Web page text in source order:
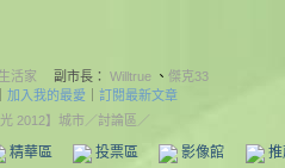
活家 副市長： Willtrue 、 傑克33
加入我的最愛
訂閱最新文章
光 2012】城市 ／討論區／
精華區 投票區 影像館